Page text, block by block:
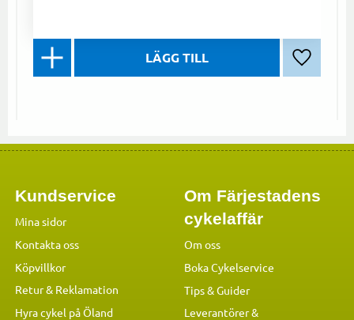
Lägg till
Kundservice
Mina sidor
Kontakta oss
Köpvillkor
Retur & Reklamation
Hyra cykel på Öland
Om Färjestadens
cykelaffär
Om oss
Boka Cykelservice
Tips & Guider
Leverantörer &